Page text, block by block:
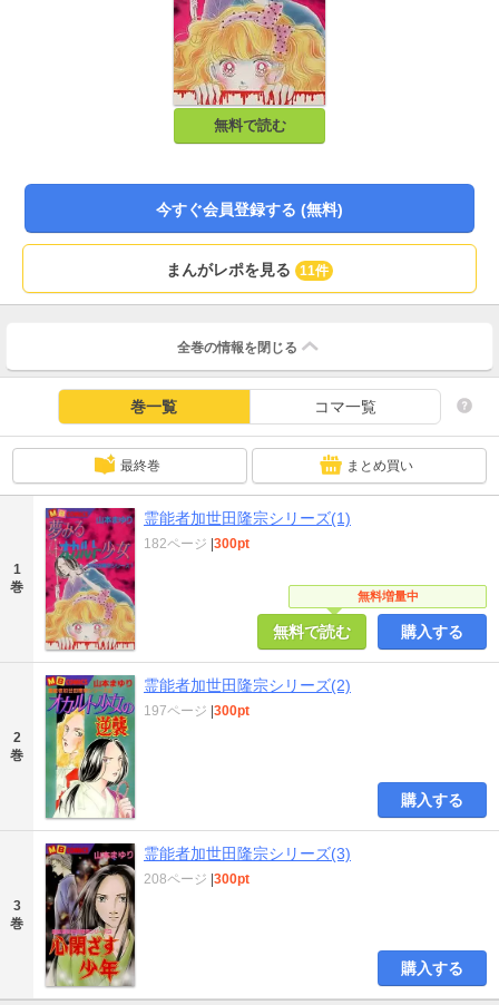
無料で読む
今すぐ会員登録する (無料)
まんがレポを見る 11件
全巻の情報を 閉じる
巻一覧 コマ一覧
最終巻 まとめ買い
1
巻
霊能者加世田隆宗シリーズ(1)
無料増量中
182ページ |300pt
無料で読む 購入する
2
巻
霊能者加世田隆宗シリーズ(2)
197ページ |300pt
購入する
3
巻
霊能者加世田隆宗シリーズ(3)
208ページ |300pt
購入する